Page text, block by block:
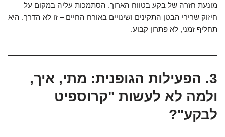
מונעת חזרה של בקע בטווח הארוך. הסתמכות עליה במקום על
חיזוק שרירי הבטן התקינים ושינויים באורח החיים – זו לא הדרך. היא
תחליף זמני, לא פתרון קבוע.
3. הפעילות הגופנית: מתי, איך,
ולמה לא לעשות "קרוספיט
לבקע"?